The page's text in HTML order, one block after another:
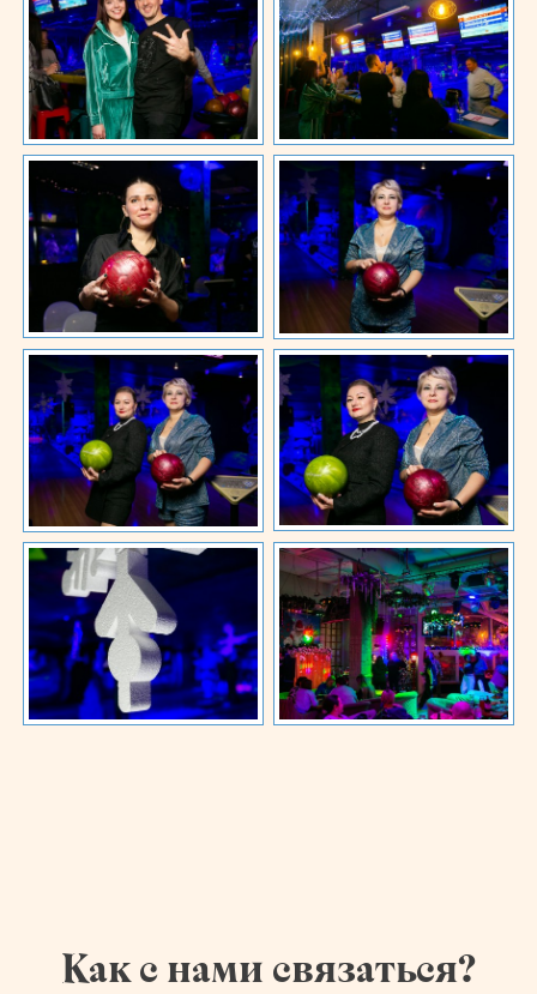
Как с нами связаться?